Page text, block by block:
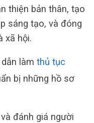
thiện bản thân, tạo
sáng tạo, và đóng
xã hội.
làm thủ tục
bị những hồ sơ
đánh giá người